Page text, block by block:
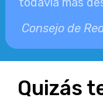
Consejo de
Quizás